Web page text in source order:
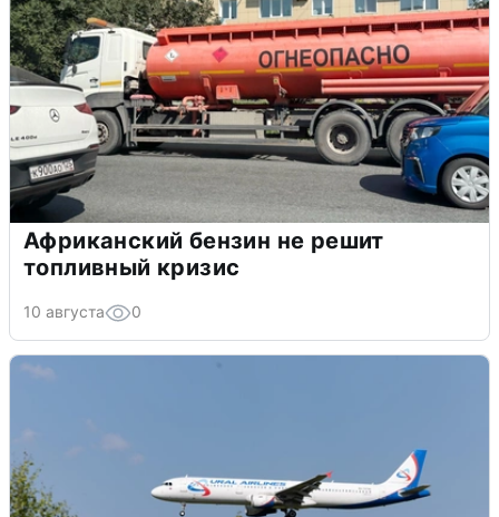
Африканский бензин не решит
топливный кризис
10 августа 0